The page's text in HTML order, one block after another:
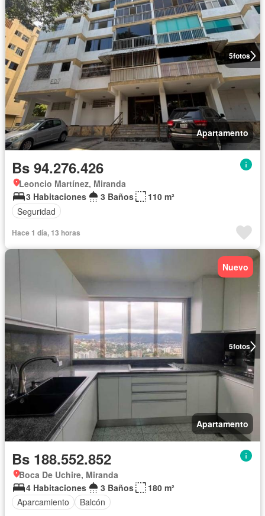
5fotos
Apartamento
Bs 94.276.426
Leoncio Martínez, Miranda
3 Habitaciones
3 Baños
110 m²
Seguridad
Hace 1 día, 13 horas
5fotos
Nuevo
Apartamento
Bs 188.552.852
Boca De Uchire, Miranda
4 Habitaciones
3 Baños
180 m²
Aparcamiento
Balcón